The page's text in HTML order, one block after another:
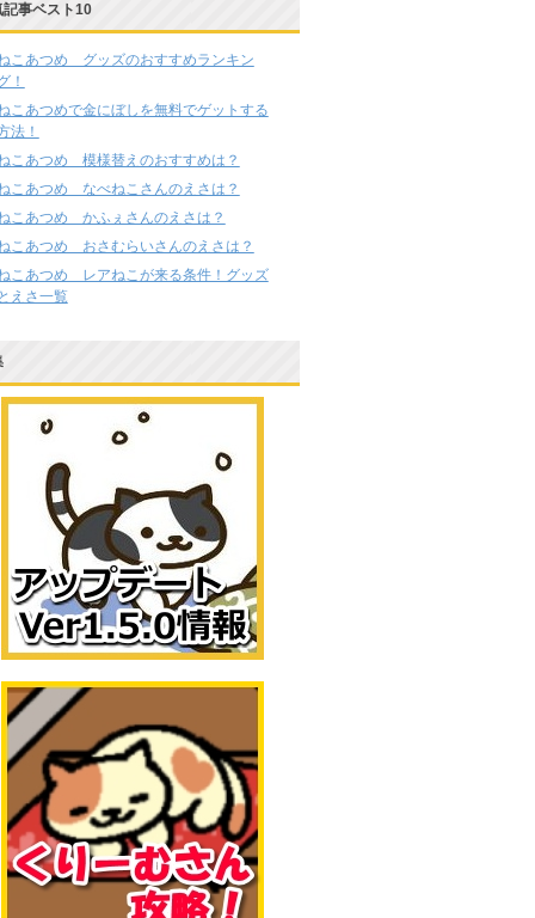
記事ベスト10
こあつめ グッズのおすすめランキン
！
こあつめで金にぼしを無料でゲットする
法！
こあつめ 模様替えのおすすめは？
こあつめ なべねこさんのえさは？
こあつめ かふぇさんのえさは？
こあつめ おさむらいさんのえさは？
こあつめ レアねこが来る条件！グッズ
えさ一覧